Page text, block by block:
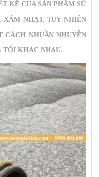
KẾ CỦA SẢN PHẨM SỬ
XÁM NHẠT. TUY NHIÊN
CÁCH NHUẦN NHUYỄN
TỐI KHÁC NHAU.